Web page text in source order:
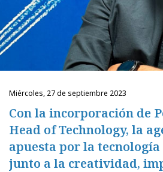
miércoles, 27 de septiembre 2023
Con la incorporación de
Head of Technology, la
apuesta por la
junto a la creatividad,